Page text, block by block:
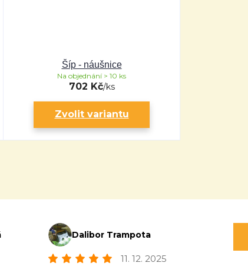
Šíp - náušnice
702 Kč/ks
Na objednání > 10 ks
Zvolit variantu
Dalibor Trampota
11. 12. 2025